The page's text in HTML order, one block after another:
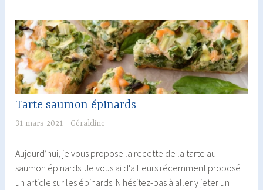
Tarte saumon épinards
31 mars 2021 Géraldine
Aujourd’hui, je vous propose la recette de la tarte au
saumon épinards. Je vous ai d'ailleurs récemment proposé
un article sur les épinards. N'hésitez-pas à aller y jeter un